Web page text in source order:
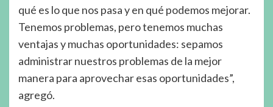
qué es lo que nos pasa y en qué podemos mejorar.
Tenemos problemas, pero tenemos muchas
ventajas y muchas oportunidades: sepamos
administrar nuestros problemas de la mejor
manera para aprovechar esas oportunidades”,
agregó.